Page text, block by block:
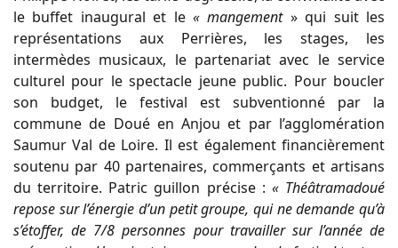
le buffet inaugural et le « mangement» qui suit les
représentations aux Perrières, les stages, les
intermèdes musicaux, le partenariat avec le service
culturel pour le spectacle jeune public. Pour boucler
son budget, le festival est subventionné par la
commune de Doué en Anjou et par l’agglomération
Saumur Val de Loire. Il est également financièrement
soutenu par 40 partenaires, commerçants et artisans
du territoire. Patric guillon précise : « Théâtramadoué
repose sur l’énergie d’un petit groupe, qui ne demande qu’à
s’étoffer, de 7/8 personnes pour travailler sur l’année de